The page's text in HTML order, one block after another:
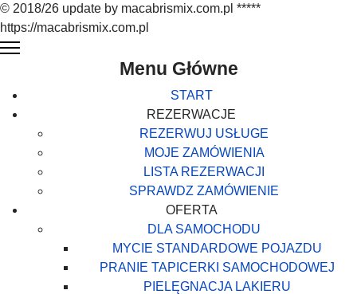
© 2018/26 update by macabrismix.com.pl *****
https://macabrismix.com.pl
Menu Główne
START
REZERWACJE
REZERWUJ USŁUGE
MOJE ZAMÓWIENIA
LISTA REZERWACJI
SPRAWDZ ZAMÓWIENIE
OFERTA
DLA SAMOCHODU
MYCIE STANDARDOWE POJAZDU
PRANIE TAPICERKI SAMOCHODOWEJ
PIELĘGNACJA LAKIERU